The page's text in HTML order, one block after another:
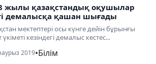
жылы қазақстандық оқушылар
демалысқа қашан шығады
мектептері осы күнге дейін бұрынғы
үкіметі кезіндегі демалыс кестес...
2019•Білім